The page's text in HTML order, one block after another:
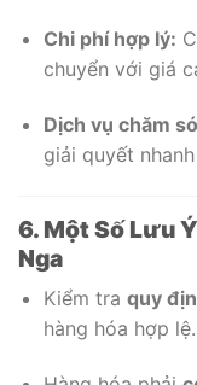
Chi phí hợp lý:
chuyển với giá
Dịch vụ chăm
giải quyết
6. Một Số Lưu
Nga
Kiểm tra quy
hàng hóa hợp lệ.